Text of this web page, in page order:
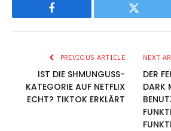
Facebook Twitter
PREVIOUS ARTICLE
IST DIE SHMUNGUSS-
KATEGORIE AUF NETFLIX
ECHT? TIKTOK ERKLÄRT
NEXT
DER
DARK